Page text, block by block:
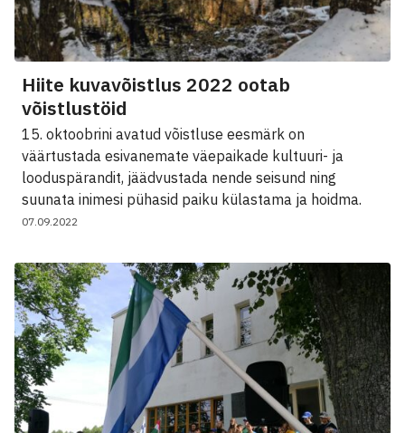
Hiite kuvavõistlus 2022 ootab
võistlustöid
15. oktoobrini avatud võistluse eesmärk on
väärtustada esivanemate väepaikade kultuuri- ja
looduspärandit, jäädvustada nende seisund ning
suunata inimesi pühasid paiku külastama ja hoidma.
07.09.2022